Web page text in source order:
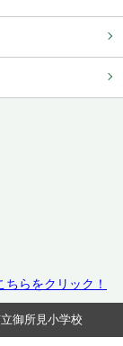
らをクリック！
御所見小学校